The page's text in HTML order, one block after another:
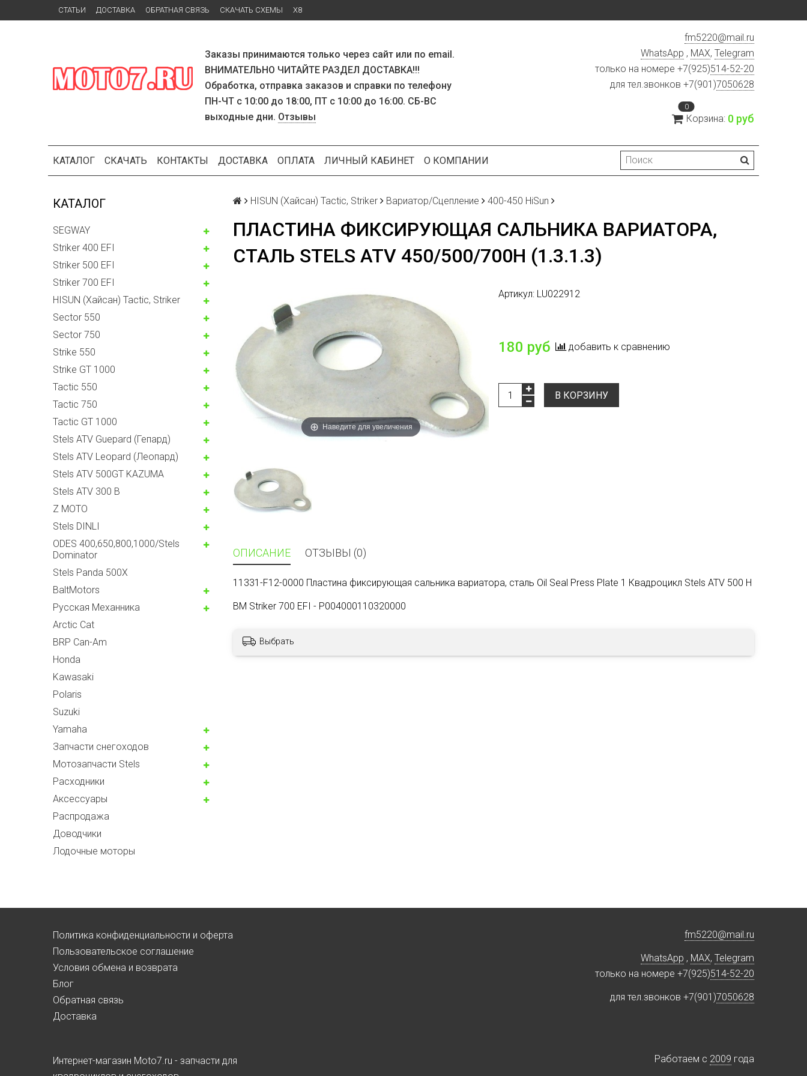
СТАТЬИ ДОСТАВКА ОБРАТНАЯ СВЯЗЬ СКАЧАТЬ СХЕМЫ X8
Заказы принимаются только через сайт или по email.
ВНИМАТЕЛЬНО ЧИТАЙТЕ РАЗДЕЛ ДОСТАВКА!!!
Обработка, отправка заказов и справки по телефону
ПН-ЧТ с 10:00 до 18:00, ПТ с 10:00 до 16:00. СБ-ВС
выходные дни. Отзывы
fm5220@mail.ru
WhatsApp , MAX, Telegram
только на номере +7(925)514-52-20
для тел.звонков +7(901)7050628
0
Корзина: 0 руб
КАТАЛОГ СКАЧАТЬ КОНТАКТЫ ДОСТАВКА ОПЛАТА ЛИЧНЫЙ КАБИНЕТ О КОМПАНИИ
КАТАЛОГ
SEGWAY
Striker 400 EFI
Striker 500 EFI
Striker 700 EFI
HISUN (Хайсан) Tactic, Striker
Sector 550
Sector 750
Strike 550
Strike GT 1000
Tactic 550
Tactic 750
Tactic GT 1000
Stels ATV Guepard (Гепард)
Stels ATV Leopard (Леопард)
Stels ATV 500GT KAZUMA
Stels ATV 300 B
Z MOTO
Stels DINLI
ODES 400,650,800,1000/Stels
Dominator
Stels Panda 500X
BaltMotors
Русская Механника
Arctic Cat
BRP Can-Am
Honda
Kawasaki
Polaris
Suzuki
Yamaha
Запчасти снегоходов
Мотозапчасти Stels
Расходники
Аксессуары
Распродажа
Доводчики
Лодочные моторы
HISUN (Хайсан) Tactic, Striker Вариатор/Сцепление 400-450 HiSun
ПЛАСТИНА ФИКСИРУЮЩАЯ САЛЬНИКА ВАРИАТОРА,
СТАЛЬ STELS ATV 450/500/700H (1.3.1.3)
Наведите для увеличения
Артикул: LU022912
180 руб добавить к сравнению
В КОРЗИНУ
ОПИСАНИЕ ОТЗЫВЫ (0)
11331-F12-0000 Пластина фиксирующая сальника вариатора, сталь Oil Seal Press Plate 1 Квадроцикл Stels ATV 500 H
BM Striker 700 EFI - P004000110320000
Выбрать
Политика конфиденциальности и оферта
Пользовательское соглашение
Условия обмена и возврата
Блог
Обратная связь
Доставка
fm5220@mail.ru
WhatsApp , MAX, Telegram
только на номере +7(925)514-52-20
для тел.звонков +7(901)7050628
Интернет-магазин Moto7.ru - запчасти для
Работаем c 2009 года